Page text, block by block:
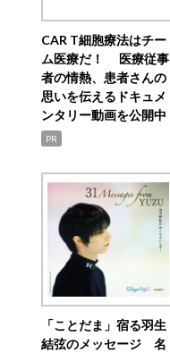
CAR T細胞療法はチー
ム医療だ！ 医療従事
者の情熱、患者さんの
思いを伝えるドキュメ
ンタリー動画を公開中
PR
「ことだま」宿る羽生
結弦のメッセージ 名